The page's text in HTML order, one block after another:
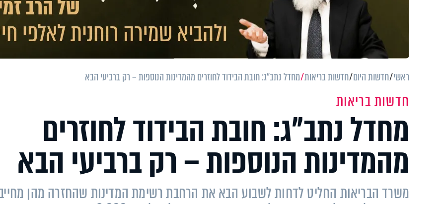
ראשי חדשות היום חדשות בריאות מחדל נתב"ג: חובת הבידוד לחוזרים מהמדינות הנוספות – רק ברביעי הבא
חדשות בריאות
מחדל נתב"ג: חובת הבידוד לחוזרים
מהמדינות הנוספות – רק ברביעי הבא
משרד הבריאות החליט לדחות לשבוע הבא את הרחבת רשימת המדינות שהחזרה מהן